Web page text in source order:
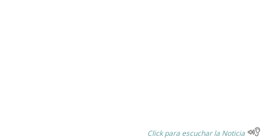
Click para escuchar la Noticia